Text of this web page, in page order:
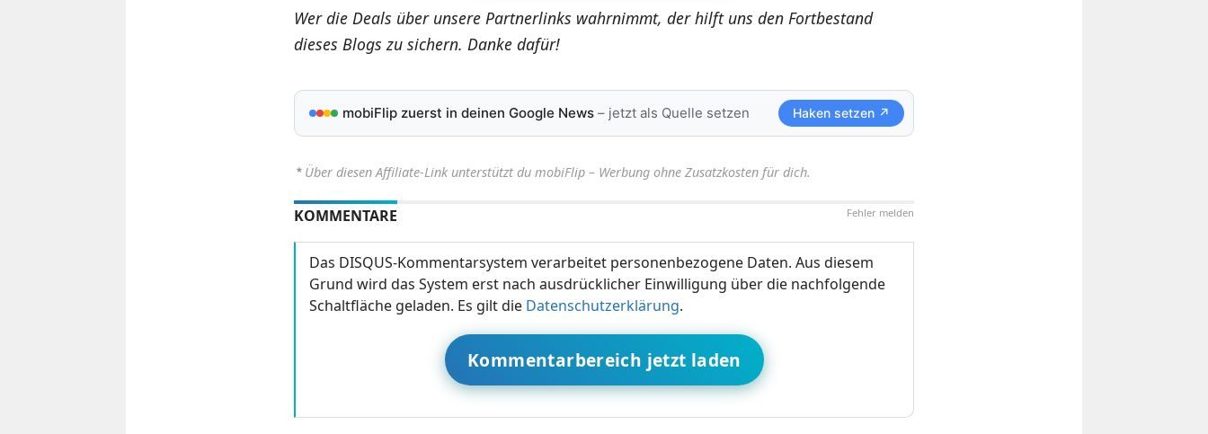
Wer die Deals über unsere Partnerlinks wahrnimmt, der hilft uns den Fortbestand
dieses Blogs zu sichern. Danke dafür!
mobiFlip zuerst in deinen Google News– jetzt als Quelle setzen Haken setzen ↗
⋆ Über diesen Affiliate-Link unterstützt du mobiFlip – Werbung ohne Zusatzkosten für dich.
Fehler melden
KOMMENTARE
Das DISQUS-Kommentarsystem verarbeitet personenbezogene Daten. Aus diesem
Grund wird das System erst nach ausdrücklicher Einwilligung über die nachfolgende
Schaltfläche geladen. Es gilt die Datenschutzerklärung.
Kommentarbereich jetzt laden